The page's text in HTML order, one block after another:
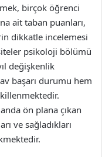
birçok öğrenci
ait taban puanları,
dikkatle incelemesi
psikoloji bölümü
değişkenlik
başarı durumu hem
ön plana çıkan
ve sağladıkları